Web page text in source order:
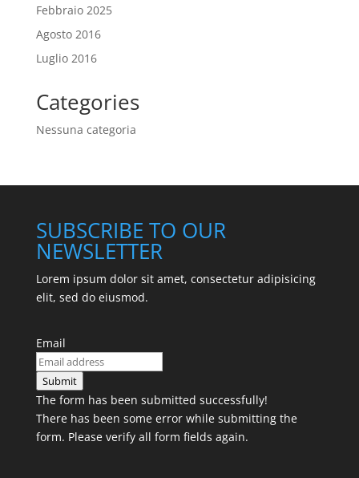
Febbraio 2025
Agosto 2016
Luglio 2016
Categories
Nessuna categoria
SUBSCRIBE TO OUR
NEWSLETTER
Lorem ipsum dolor sit amet, consectetur adipisicing
elit, sed do eiusmod.
Email
Submit
The form has been submitted successfully!
There has been some error while submitting the
form. Please verify all form fields again.